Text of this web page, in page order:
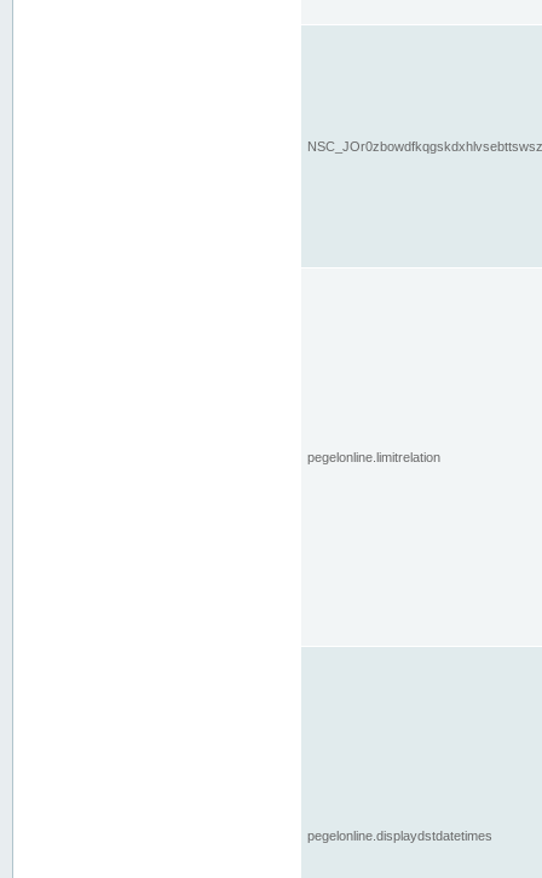
pegelonline.limitrelation
pegelonline.displaydstdatetimes